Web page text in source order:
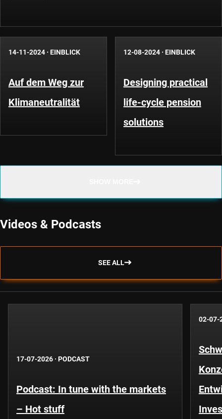
14-11-2024 · EINBLICK
Auf dem Weg zur
Klimaneutralität
12-08-2024 · EINBLICK
Designing practical
life-cycle pension
solutions
Videos & Podcasts
SEE ALL
17-07-2026 · PODCAST
Podcast: In tune with the markets
– Hot stuff
02-07-